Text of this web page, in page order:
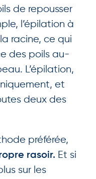
de repousser
l’épilation à
racine, ce qui
des poils au-
L’épilation,
et
deux des
préférée,
rasoir. Et si
sur les